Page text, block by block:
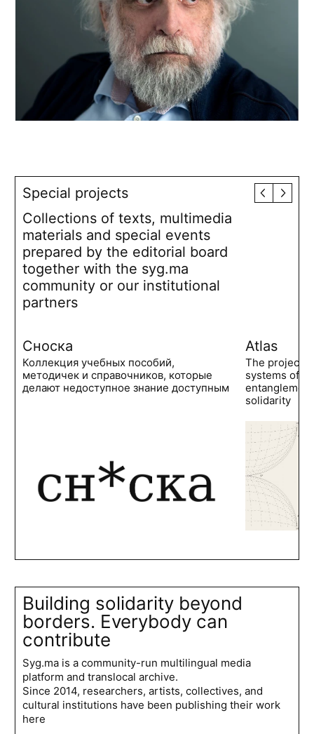
Special projects
Collections of texts, multimedia
materials and special events
prepared by the editorial board
together with the syg.ma
community or our institutional
partners
Сноска
Коллекция учебных пособий,
методичек и справочников, которые
делают недоступное знание доступным
Atlas
The project
systems of
solidarity
Building solidarity beyond
borders. Everybody can
contribute
Syg.ma is a community-run multilingual media
platform and translocal archive.
Since 2014, researchers, artists, collectives, and
cultural institutions have been publishing their work
here